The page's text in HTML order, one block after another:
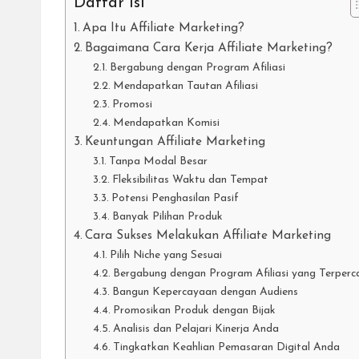
Daftar Isi
Apa Itu Affiliate Marketing?
Bagaimana Cara Kerja Affiliate Marketing?
Bergabung dengan Program Afiliasi
Mendapatkan Tautan Afiliasi
Promosi
Mendapatkan Komisi
Keuntungan Affiliate Marketing
Tanpa Modal Besar
Fleksibilitas Waktu dan Tempat
Potensi Penghasilan Pasif
Banyak Pilihan Produk
Cara Sukses Melakukan Affiliate Marketing
Pilih Niche yang Sesuai
Bergabung dengan Program Afiliasi yang
Bangun Kepercayaan dengan Audiens
Promosikan Produk dengan Bijak
Analisis dan Pelajari Kinerja Anda
Tingkatkan Keahlian Pemasaran Digital Anda